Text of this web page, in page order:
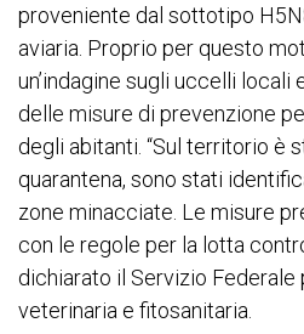
proveniente dal sottotipo
aviaria. Proprio per questo
un’indagine sugli uccelli
delle misure di prevenzione
degli abitanti. “Sul territorio è
quarantena, sono stati
zone minacciate. Le misure
con le regole per la lotta
dichiarato il Servizio Federale
veterinaria e fitosanitaria.